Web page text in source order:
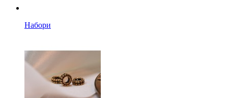
Набори